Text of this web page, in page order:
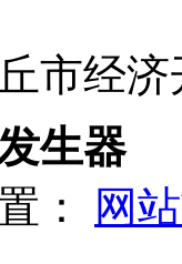
市经
生器
：
网